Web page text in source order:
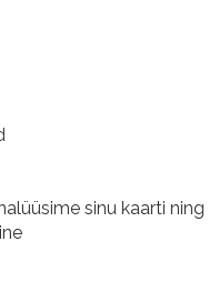
sinu kaarti